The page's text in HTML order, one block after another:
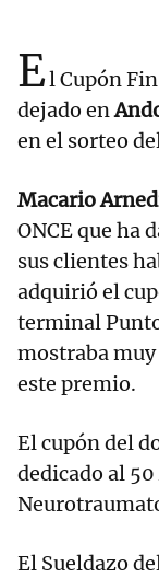
El Cupón
dejado en
en el sorteo
Macario
ONCE que ha
sus clientes
adquirió el
terminal
mostraba
este premio.
El cupón del
dedicado al
El Sueldazo